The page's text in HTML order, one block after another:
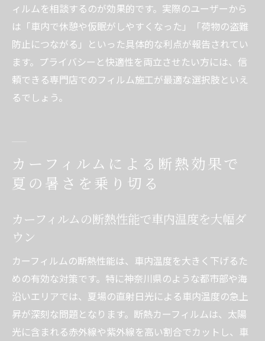
ィルムを相談するのが効果的です。実際のユーザーから
は「車内で休憩や仮眠がしやすくなった」「荷物の盗難
防止につながる」といった具体的な利点が報告されてい
ます。プライバシーと快適性を両立させたい方には、信
頼できる専門店でのフィルム施工が最適な選択肢といえ
るでしょう。
カーフィルムによる断熱効果で
夏の暑さを乗り切る
カーフィルムの断熱性能で車内温度を大幅ダ
ウン
カーフィルムの断熱性能は、車内温度を大きく下げるた
めの有効な対策です。特に神奈川県のような都市部や海
沿いエリアでは、夏場の直射日光による車内温度の急上
昇が深刻な問題となります。断熱カーフィルムは、太陽
光に含まれる赤外線や紫外線を高い割合でカットし、車